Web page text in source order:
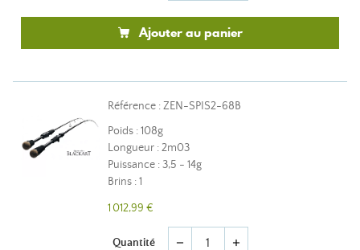
Ajouter au panier
Référence : ZEN-SPIS2-68B
Poids : 108g
Longueur : 2m03
Puissance : 3,5 - 14g
Brins : 1
1 012,99 €
Quantité remove add